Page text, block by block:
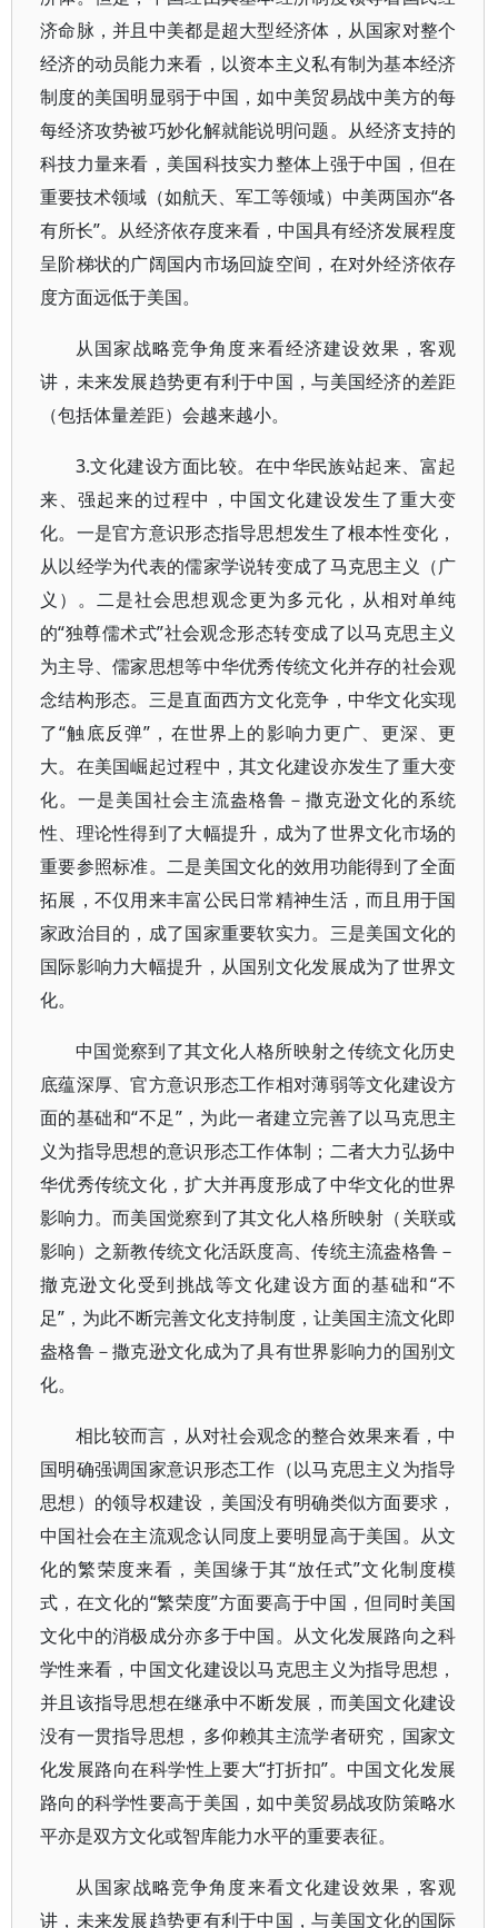
济命脉，并且中美都是超大型经济体，从国家对整个
经济的动员能力来看，以资本主义私有制为基本经济
制度的美国明显弱于中国，如中美贸易战中美方的每
每经济攻势被巧妙化解就能说明问题。从经济支持的
科技力量来看，美国科技实力整体上强于中国，但在
重要技术领域（如航天、军工等领域）中美两国亦“各
有所长”。从经济依存度来看，中国具有经济发展程度
呈阶梯状的广阔国内市场回旋空间，在对外经济依存
度方面远低于美国。
从国家战略竞争角度来看经济建设效果，客观
讲，未来发展趋势更有利于中国，与美国经济的差距
（包括体量差距）会越来越小。
3.文化建设方面比较。在中华民族站起来、富起
来、强起来的过程中，中国文化建设发生了重大变
化。一是官方意识形态指导思想发生了根本性变化，
从以经学为代表的儒家学说转变成了马克思主义（广
义）。二是社会思想观念更为多元化，从相对单纯
的“独尊儒术式”社会观念形态转变成了以马克思主义
为主导、儒家思想等中华优秀传统文化并存的社会观
念结构形态。三是直面西方文化竞争，中华文化实现
了“触底反弹”，在世界上的影响力更广、更深、更
大。在美国崛起过程中，其文化建设亦发生了重大变
化。一是美国社会主流盎格鲁－撒克逊文化的系统
性、理论性得到了大幅提升，成为了世界文化市场的
重要参照标准。二是美国文化的效用功能得到了全面
拓展，不仅用来丰富公民日常精神生活，而且用于国
家政治目的，成了国家重要软实力。三是美国文化的
国际影响力大幅提升，从国别文化发展成为了世界文
化。
中国觉察到了其文化人格所映射之传统文化历史
底蕴深厚、官方意识形态工作相对薄弱等文化建设方
面的基础和“不足”，为此一者建立完善了以马克思主
义为指导思想的意识形态工作体制；二者大力弘扬中
华优秀传统文化，扩大并再度形成了中华文化的世界
影响力。而美国觉察到了其文化人格所映射（关联或
影响）之新教传统文化活跃度高、传统主流盎格鲁－
撤克逊文化受到挑战等文化建设方面的基础和“不
足”，为此不断完善文化支持制度，让美国主流文化即
盎格鲁－撒克逊文化成为了具有世界影响力的国别文
化。
相比较而言，从对社会观念的整合效果来看，中
国明确强调国家意识形态工作（以马克思主义为指导
思想）的领导权建设，美国没有明确类似方面要求，
中国社会在主流观念认同度上要明显高于美国。从文
化的繁荣度来看，美国缘于其“放任式”文化制度模
式，在文化的“繁荣度”方面要高于中国，但同时美国
文化中的消极成分亦多于中国。从文化发展路向之科
学性来看，中国文化建设以马克思主义为指导思想，
并且该指导思想在继承中不断发展，而美国文化建设
没有一贯指导思想，多仰赖其主流学者研究，国家文
化发展路向在科学性上要大“打折扣”。中国文化发展
路向的科学性要高于美国，如中美贸易战攻防策略水
平亦是双方文化或智库能力水平的重要表征。
从国家战略竞争角度来看文化建设效果，客观
讲，未来发展趋势更有利于中国，与美国文化的国际